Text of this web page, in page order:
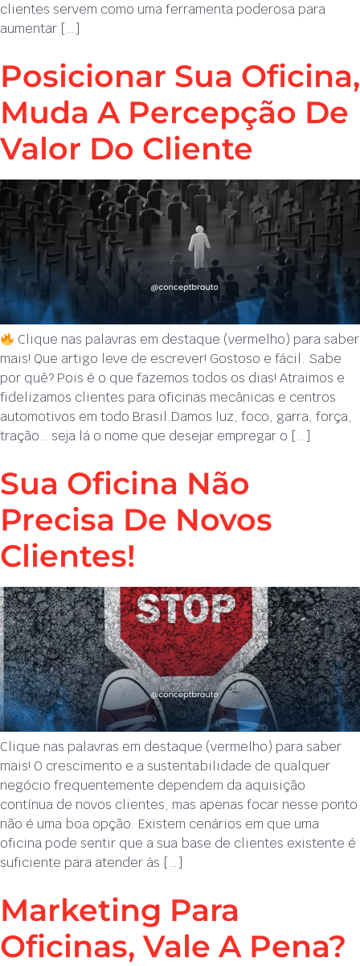
clientes servem como uma ferramenta poderosa para
aumentar […]
Posicionar Sua Oficina,
Muda A Percepção De
Valor Do Cliente
Clique nas palavras em destaque (vermelho) para saber
mais! Que artigo leve de escrever! Gostoso e fácil. Sabe
por quê? Pois é o que fazemos todos os dias! Atraimos e
fidelizamos clientes para oficinas mecânicas e centros
automotivos em todo Brasil.Damos luz, foco, garra, força,
tração… seja lá o nome que desejar empregar o […]
Sua Oficina Não
Precisa De Novos
Clientes!
Clique nas palavras em destaque (vermelho) para saber
mais! O crescimento e a sustentabilidade de qualquer
negócio frequentemente dependem da aquisição
contínua de novos clientes, mas apenas focar nesse ponto
não é uma boa opção. Existem cenários em que uma
oficina pode sentir que a sua base de clientes existente é
suficiente para atender às […]
Marketing Para
Oficinas, Vale A Pena?